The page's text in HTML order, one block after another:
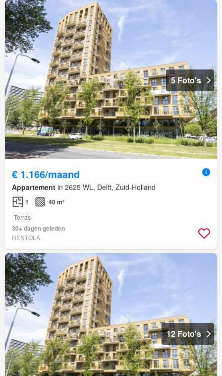
5 Foto's
€ 1.166/maand
Appartement in 2625 WL, Delft, Zuid-Holland
1 40 m²
Terras
30+ dagen geleden
RENTOLA
12 Foto's